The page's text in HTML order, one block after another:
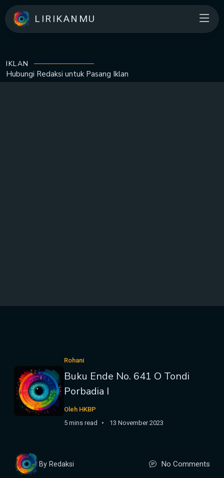
LIRIKANMU
IKLAN
Hubungi Redaksi untuk Pasang Iklan
Rohani
Buku Ende No. 641 O Tondi
Porbadia I
Oleh HKBP
5 mins read
13 November 2023
By Redaksi No Comments